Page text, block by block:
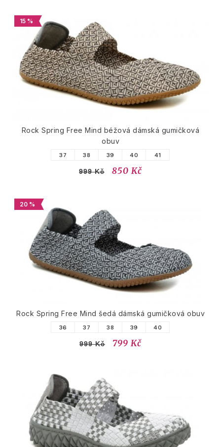
15 %
Rock Spring Free Mind béžová dámská gumičková
obuv
37 38 39 40 41
999 Kč 850 Kč
20 %
Rock Spring Free Mind šedá dámská gumičková obuv
36 37 38 39 40
999 Kč 799 Kč